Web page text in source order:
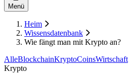
Menü
Heim
Wissensdatenbank
Wie fängt man mit Krypto an?
AlleBlockchainKryptoCoinsWirtschaft
Krypto